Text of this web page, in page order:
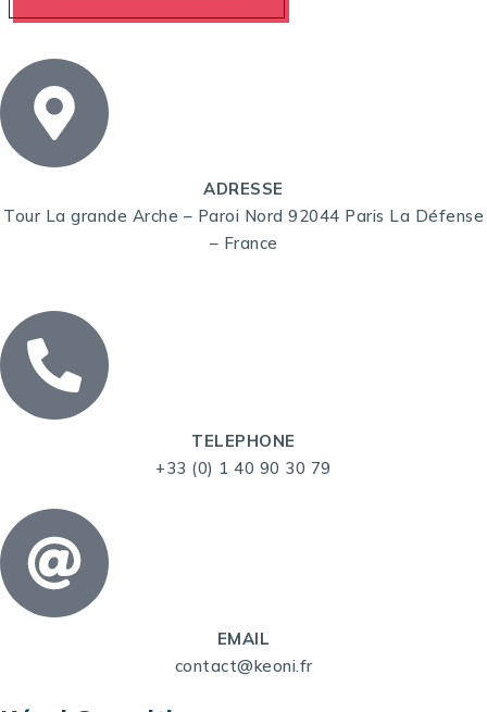
ADRESSE
Tour La grande Arche – Paroi Nord 92044 Paris La Défense
– France
TELEPHONE
+33 (0) 1 40 90 30 79
EMAIL
contact@keoni.fr